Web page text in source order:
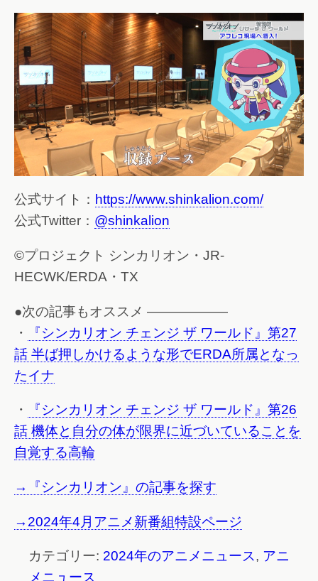
公式サイト： https://www.shinkalion.com/
公式Twitter： @shinkalion
©プロジェクト シンカリオン・JR-
HECWK/ERDA・TX
●次の記事もオススメ ——————
・
『シンカリオン チェンジ ザ ワールド』第27
話 半ば押しかけるような形でERDA所属となっ
たイナ
・
『シンカリオン チェンジ ザ ワールド』第26
話 機体と自分の体が限界に近づいていることを
自覚する高輪
→『シンカリオン』の記事を探す
→2024年4月アニメ新番組特設ページ
カテゴリー: 2024年のアニメニュース, アニ
メニュース